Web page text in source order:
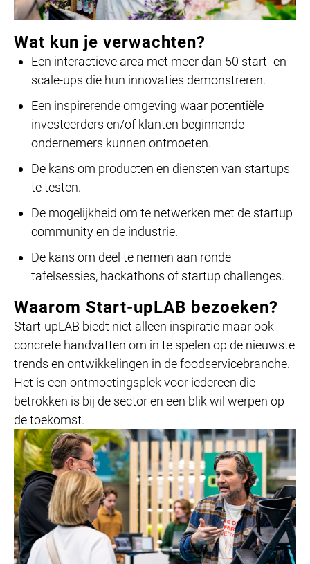
Wat kun je verwachten?
Een interactieve area met meer dan 50 start- en
scale-ups die hun innovaties demonstreren.
Een inspirerende omgeving waar potentiële
investeerders en/of klanten beginnende
ondernemers kunnen ontmoeten.
De kans om producten en diensten van startups
te testen.
De mogelijkheid om te netwerken met de startup
community en de industrie.
De kans om deel te nemen aan ronde
tafelsessies, hackathons of startup challenges.
Waarom Start-upLAB bezoeken?
Start-upLAB biedt niet alleen inspiratie maar ook
concrete handvatten om in te spelen op de nieuwste
trends en ontwikkelingen in de foodservicebranche.
Het is een ontmoetingsplek voor iedereen die
betrokken is bij de sector en een blik wil werpen op
de toekomst.